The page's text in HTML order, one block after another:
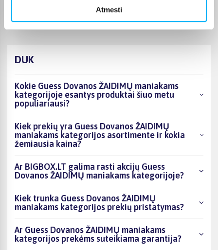
Atmesti
DUK
Kokie Guess Dovanos ŽAIDIMŲ maniakams
kategorijoje esantys produktai šiuo metu
populiariausi?
Kiek prekių yra Guess Dovanos ŽAIDIMŲ
maniakams kategorijos asortimente ir kokia
žemiausia kaina?
Ar BIGBOX.LT galima rasti akcijų Guess
Dovanos ŽAIDIMŲ maniakams kategorijoje?
Kiek trunka Guess Dovanos ŽAIDIMŲ
maniakams kategorijos prekių pristatymas?
Ar Guess Dovanos ŽAIDIMŲ maniakams
kategorijos prekėms suteikiama garantija?